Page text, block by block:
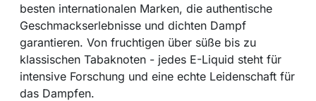
besten internationalen Marken, die authentische
Geschmackserlebnisse und dichten Dampf
garantieren. Von fruchtigen über süße bis zu
klassischen Tabaknoten - jedes E-Liquid steht für
intensive Forschung und eine echte Leidenschaft für
das Dampfen.